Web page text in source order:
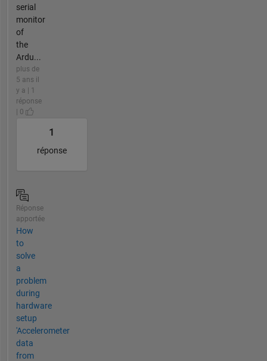
serial
monitor
of
the
Ardu...
plus de
5 ans il
y a | 1
réponse
| 0
1
réponse
Réponse
apportée
How
to
solve
a
problem
during
hardware
setup
'Accelerometer
data
from